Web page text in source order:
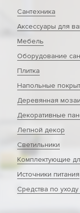
Сантехника
Аксессуары для
Мебель
Оборудование
Плитка
Напольные
Деревянная
Декоративные
Лепной декор
Светильники
Комплектующие
Источники питания
Средства по